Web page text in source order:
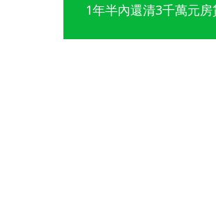
1年半內還清3千萬元房